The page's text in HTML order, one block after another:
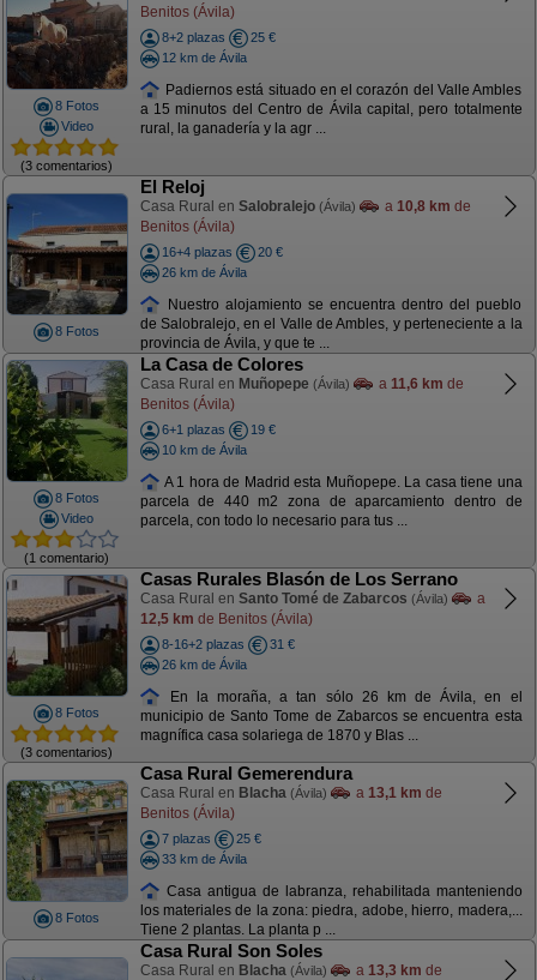
8 Fotos
Video
(3 comentarios)
Benitos (Ávila)
8+2 plazas
25 €
12 km de Ávila
Padiernos está situado en el corazón del Valle Ambles
a 15 minutos del Centro de Ávila capital, pero totalmente
rural, la ganadería y la agr ...
8 Fotos
El Reloj
Casa Rural en Salobralejo (Ávila) a 10,8 km de
Benitos (Ávila)
16+4 plazas
20 €
26 km de Ávila
Nuestro alojamiento se encuentra dentro del pueblo
de Salobralejo, en el Valle de Ambles, y perteneciente a la
provincia de Ávila, y que te ...
8 Fotos
Video
(1 comentario)
La Casa de Colores
Casa Rural en Muñopepe (Ávila) a 11,6 km de
Benitos (Ávila)
6+1 plazas
19 €
10 km de Ávila
A 1 hora de Madrid esta Muñopepe. La casa tiene una
parcela de 440 m2 zona de aparcamiento dentro de
parcela, con todo lo necesario para tus ...
8 Fotos
(3 comentarios)
Casas Rurales Blasón de Los Serrano
Casa Rural en Santo Tomé de Zabarcos (Ávila)
a
12,5 km de Benitos (Ávila)
8-16+2 plazas
31 €
26 km de Ávila
En la moraña, a tan sólo 26 km de Ávila, en el
municipio de Santo Tome de Zabarcos se encuentra esta
magnífica casa solariega de 1870 y Blas ...
8 Fotos
Casa Rural Gemerendura
Casa Rural en Blacha (Ávila) a 13,1 km de
Benitos (Ávila)
7 plazas
25 €
33 km de Ávila
Casa antigua de labranza, rehabilitada manteniendo
los materiales de la zona: piedra, adobe, hierro, madera,...
Tiene 2 plantas. La planta p ...
Casa Rural Son Soles
Casa Rural en Blacha (Ávila) a 13,3 km de